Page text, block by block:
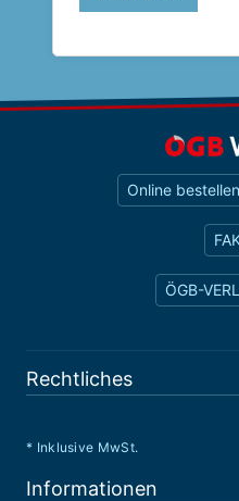
Online
ÖGB-
Rechtliches
* Inklusive MwSt.
Informationen